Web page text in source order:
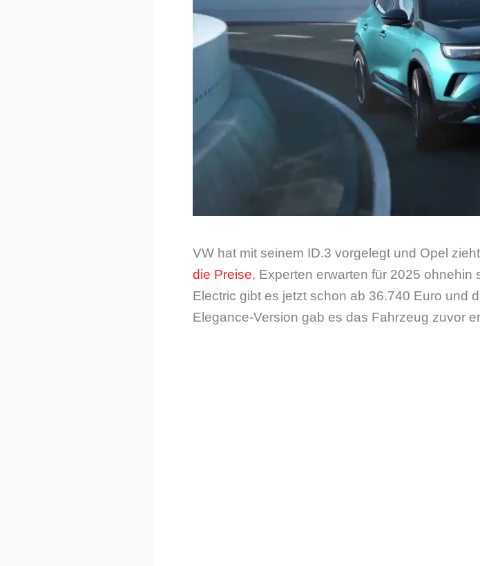
VW hat mit seinem ID.3 vorgelegt und Opel
die Preise, Experten erwarten für 2025
Electric gibt es jetzt schon ab 36.740 Euro und
Elegance-Version gab es das Fahrzeug zuvor